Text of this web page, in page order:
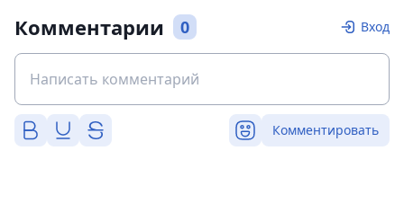
Комментарии 0 Вход
Комментировать